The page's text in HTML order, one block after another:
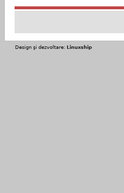
Design şi dezvoltare: Linuxship